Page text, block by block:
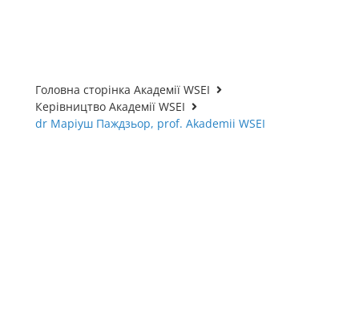
Головна сторінка Академії WSEI
Керівництво Академії WSEI
dr Маріуш Паждзьор, prof. Akademii WSEI